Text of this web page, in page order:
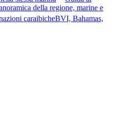
della regione, marine e
caraibicheBVI, Bahamas,